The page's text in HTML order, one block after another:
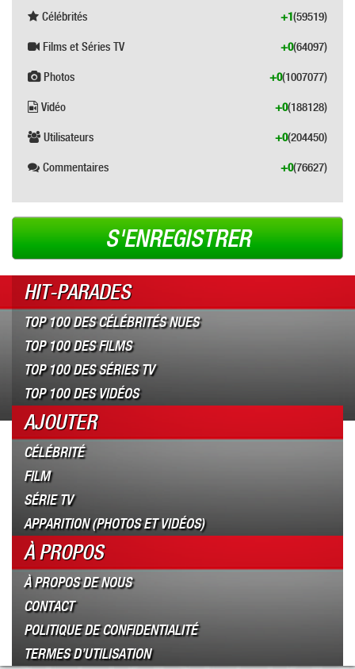
Célébrités (59519)
+1
Films et Séries TV (64097)
+0
Photos (1007077)
+0
Vidéo (188128)
+0
Utilisateurs (204450)
+0
Commentaires (76627)
+0
S'ENREGISTRER
HIT-PARADES
TOP 100 DES CÉLÉBRITÉS NUES
TOP 100 DES FILMS
TOP 100 DES SÉRIES TV
TOP 100 DES VIDÉOS
AJOUTER
CÉLÉBRITÉ
FILM
SÉRIE TV
APPARITION (PHOTOS ET VIDÉOS)
À PROPOS
À PROPOS DE NOUS
CONTACT
POLITIQUE DE CONFIDENTIALITÉ
TERMES D’UTILISATION